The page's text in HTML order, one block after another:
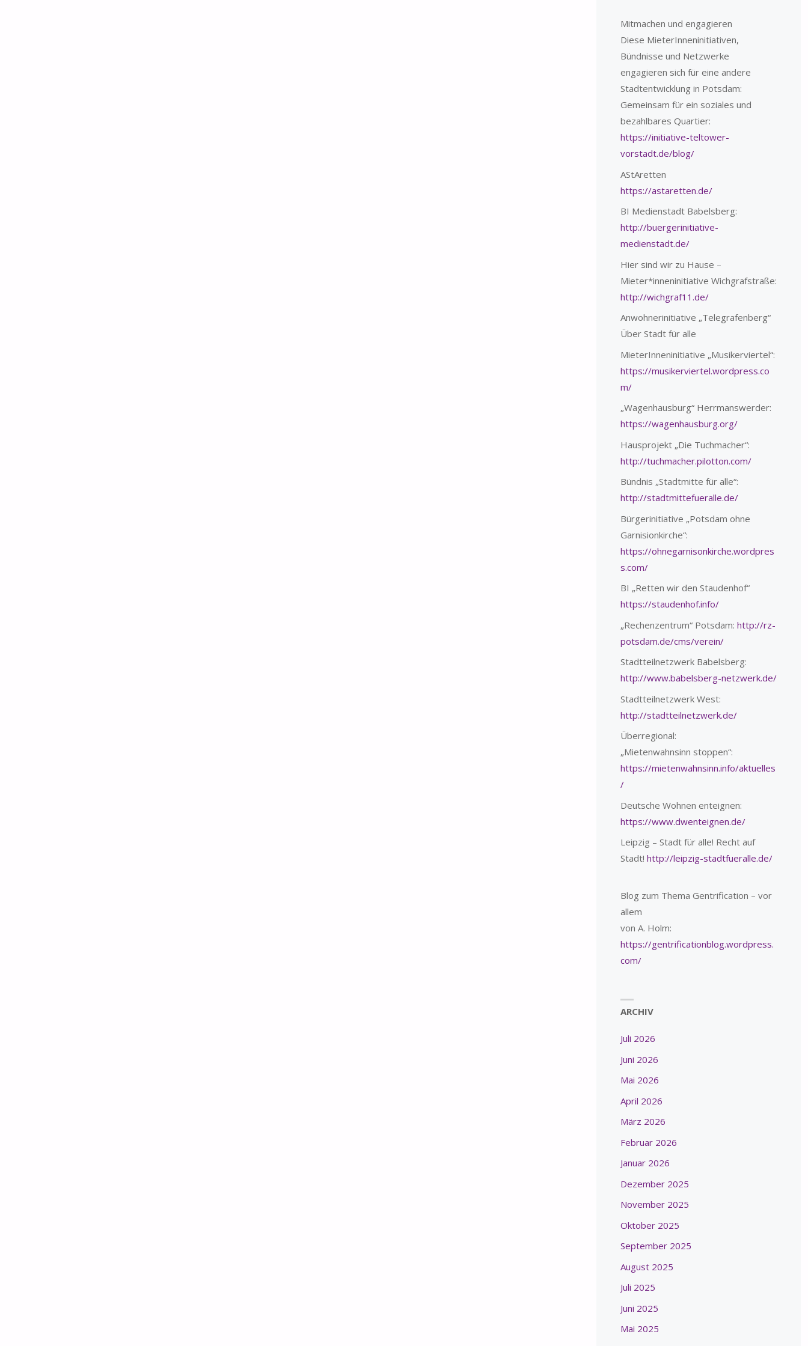
Mitmachen und engagieren
Diese MieterInneninitiativen,
Bündnisse und Netzwerke
engagieren sich für eine andere
Stadtentwicklung in Potsdam:
Gemeinsam für ein soziales und
bezahlbares Quartier:
https://initiative-teltower-
vorstadt.de/blog/
AStAretten
https://astaretten.de/
BI Medienstadt Babelsberg:
http://buergerinitiative-
medienstadt.de/
Hier sind wir zu Hause –
Mieter*inneninitiative Wichgrafstraße:
http://wichgraf11.de/
Anwohnerinitiative „Telegrafenberg“
Über Stadt für alle
MieterInneninitiative „Musikerviertel“:
https://musikerviertel.wordpress.co
m/
„Wagenhausburg“ Herrmanswerder:
https://wagenhausburg.org/
Hausprojekt „Die Tuchmacher“:
http://tuchmacher.pilotton.com/
Bündnis „Stadtmitte für alle“:
http://stadtmittefueralle.de/
Bürgerinitiative „Potsdam ohne
Garnisionkirche“:
https://ohnegarnisonkirche.wordpres
s.com/
BI „Retten wir den Staudenhof“
https://staudenhof.info/
„Rechenzentrum“ Potsdam: http://rz-
potsdam.de/cms/verein/
Stadtteilnetzwerk Babelsberg:
http://www.babelsberg-netzwerk.de/
Stadtteilnetzwerk West:
http://stadtteilnetzwerk.de/
Überregional:
„Mietenwahnsinn stoppen“:
https://mietenwahnsinn.info/aktuelles
/
Deutsche Wohnen enteignen:
https://www.dwenteignen.de/
Leipzig – Stadt für alle! Recht auf
Stadt! http://leipzig-stadtfueralle.de/
Blog zum Thema Gentrification – vor
allem
von A. Holm:
https://gentrificationblog.wordpress.
com/
ARCHIV
Juli 2026
Juni 2026
Mai 2026
April 2026
März 2026
Februar 2026
Januar 2026
Dezember 2025
November 2025
Oktober 2025
September 2025
August 2025
Juli 2025
Juni 2025
Mai 2025